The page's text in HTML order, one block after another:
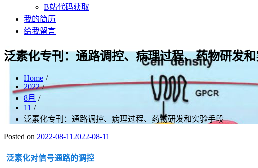
B站代码获取
我的简历
给我留言
泛素化专刊：通路调控、病理过程、药物研发
Home
2022
8月
11
泛素化专刊：通路调控、病理过程、药物研发和实验手段
Posted on 2022-08-11 2022-08-11
泛素化对信号通路的调控